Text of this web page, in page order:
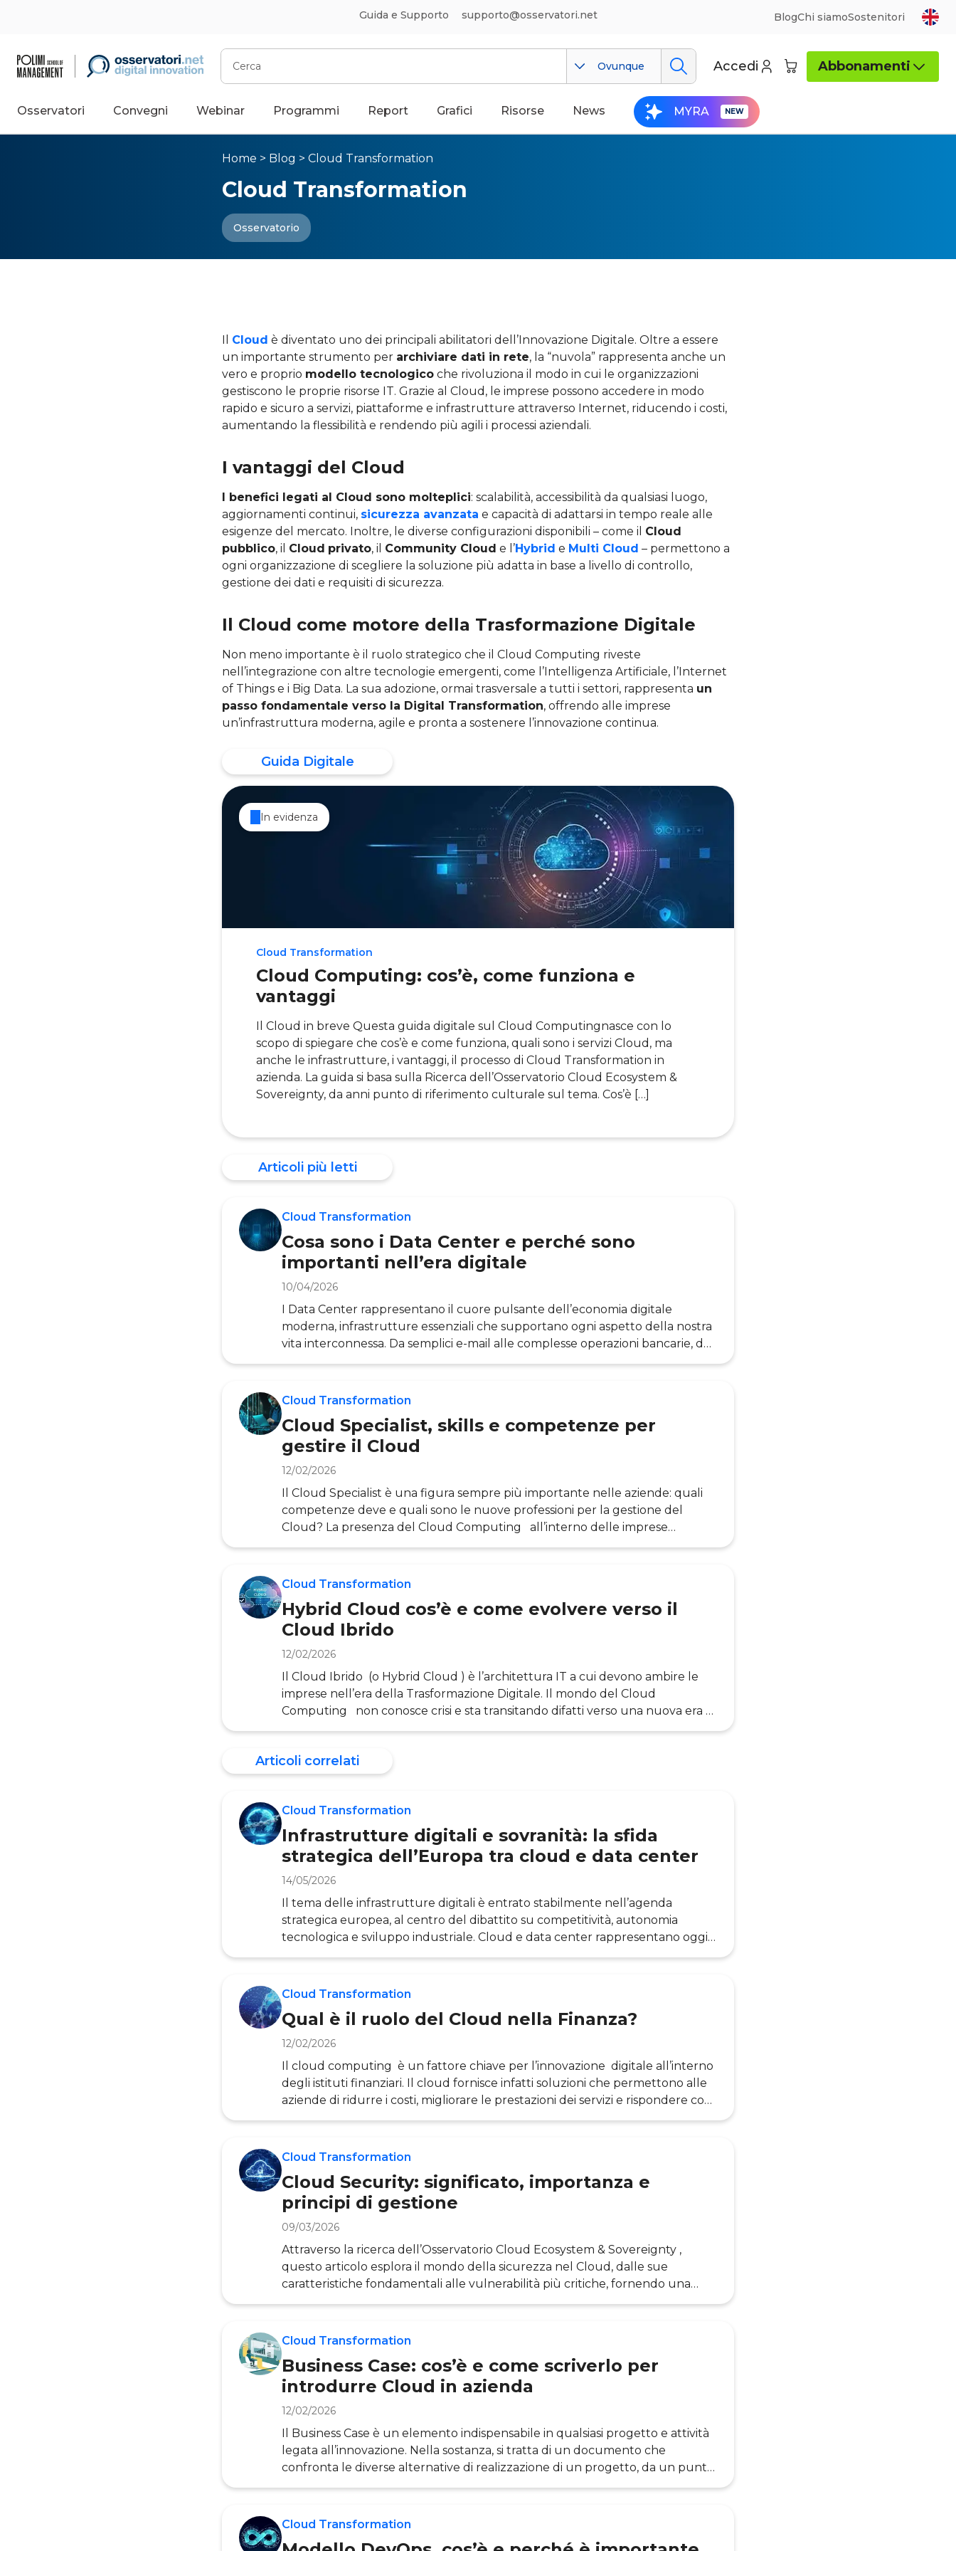
Guida e Supporto supporto@osservatori.net BlogChi siamoSostenitori
Cerca
Ovunque Accedi Abbonamenti
Osservatori Convegni Webinar Programmi Report Grafici Risorse News MYRA
Home > Blog > Cloud Transformation
Cloud Transformation
Osservatorio
Il Cloud è diventato uno dei principali abilitatori dell’Innovazione Digitale. Oltre a essere
un importante strumento per archiviare dati in rete, la “nuvola” rappresenta anche un
vero e proprio modello tecnologico che rivoluziona il modo in cui le organizzazioni
gestiscono le proprie risorse IT. Grazie al Cloud, le imprese possono accedere in modo
rapido e sicuro a servizi, piattaforme e infrastrutture attraverso Internet, riducendo i costi,
aumentando la flessibilità e rendendo più agili i processi aziendali.
I vantaggi del Cloud
I benefici legati al Cloud sono molteplici: scalabilità, accessibilità da qualsiasi luogo,
aggiornamenti continui, sicurezza avanzata e capacità di adattarsi in tempo reale alle
esigenze del mercato. Inoltre, le diverse configurazioni disponibili – come il Cloud
pubblico, il Cloud privato, il Community Cloud e l’Hybrid e Multi Cloud – permettono a
ogni organizzazione di scegliere la soluzione più adatta in base a livello di controllo,
gestione dei dati e requisiti di sicurezza.
Il Cloud come motore della Trasformazione Digitale
Non meno importante è il ruolo strategico che il Cloud Computing riveste
nell’integrazione con altre tecnologie emergenti, come l’Intelligenza Artificiale, l’Internet
of Things e i Big Data. La sua adozione, ormai trasversale a tutti i settori, rappresenta un
passo fondamentale verso la Digital Transformation, offrendo alle imprese
un’infrastruttura moderna, agile e pronta a sostenere l’innovazione continua.
Guida Digitale
Cloud Transformation
Cloud Computing: cos’è, come funziona e
vantaggi
Il Cloud in breve Questa guida digitale sul Cloud Computingnasce con lo
scopo di spiegare che cos’è e come funziona, quali sono i servizi Cloud, ma
anche le infrastrutture, i vantaggi, il processo di Cloud Transformation in
azienda. La guida si basa sulla Ricerca dell’Osservatorio Cloud Ecosystem &
Sovereignty, da anni punto di riferimento culturale sul tema. Cos’è […]
In evidenza
Articoli più letti
Cloud Transformation
Cosa sono i Data Center e perché sono
importanti nell’era digitale
10/04/2026
I Data Center rappresentano il cuore pulsante dell’economia digitale
moderna, infrastrutture essenziali che supportano ogni aspetto della nostra
vita interconnessa. Da semplici e-mail alle complesse operazioni bancarie, dai
Social Media ai servizi di streaming, tutto passa attraverso questi centri
In un’epoca in cui il dato è diventato il nuovo petrolio, comprendere il ruolo
Cloud Transformation
Cloud Specialist, skills e competenze per
gestire il Cloud
12/02/2026
Il Cloud Specialist è una figura sempre più importante nelle aziende: quali
competenze deve e quali sono le nuove professioni per la gestione del
Cloud? La presenza del Cloud Computing all’interno delle imprese
aumenta costantemente, aprendo la strada a nuove necessità in fatto di
poter cogliere tutti i benefici di questo trend. Non è un caso, infatti, che chi
Cloud Transformation
Hybrid Cloud cos’è e come evolvere verso il
Cloud Ibrido
12/02/2026
Il Cloud Ibrido (o Hybrid Cloud ) è l’architettura IT a cui devono ambire le
imprese nell’era della Trasformazione Digitale. Il mondo del Cloud
Computing non conosce crisi e sta transitando difatti verso una nuova era di
maturità. Gli ultimi anni sono stati quelli della “rivoluzione ibrida” del Cloud.
aziendali, in cui le imprese sono passate dall’utilizzare il Cloud solo per alcuni
processi specifici
Articoli correlati
Cloud Transformation
Infrastrutture digitali e sovranità: la sfida
strategica dell’Europa tra cloud e data center
14/05/2026
Il tema delle infrastrutture digitali è entrato stabilmente nell’agenda
strategica europea, al centro del dibattito su competitività, autonomia
tecnologica e sviluppo industriale. Cloud e data center rappresentano oggi
asset critici, su cui si gioca la capacità di governi e imprese di governare dati,
LENS – Digitale e Intelligenza Artificiale: una priorità strategica per Italia ed
Cloud Transformation
Qual è il ruolo del Cloud nella Finanza?
12/02/2026
Il cloud computing è un fattore chiave per l’innovazione digitale all’interno
degli istituti finanziari. Il cloud fornisce infatti soluzioni che permettono alle
aziende di ridurre i costi, migliorare le prestazioni dei servizi e rispondere con
velocità ai cambiamenti nel mercato, cogliendo così nuove opportunità di
clienti sono sempre più esigenti e la concorrenza sempre più serrata, essere
Cloud Transformation
Cloud Security: significato, importanza e
principi di gestione
09/03/2026
Attraverso la ricerca dell’Osservatorio Cloud Ecosystem & Sovereignty ,
questo articolo esplora il mondo della sicurezza nel Cloud, dalle sue
caratteristiche fondamentali alle vulnerabilità più critiche, fornendo una
guida completa per navigare sicuramente nell’ecosistema della nuvola.
practice volte a proteggere gli ambienti di Cloud Computing , le applicazioni
Cloud Transformation
Business Case: cos’è e come scriverlo per
introdurre Cloud in azienda
12/02/2026
Il Business Case è un elemento indispensabile in qualsiasi progetto e attività
legata all’innovazione. Nella sostanza, si tratta di un documento che
confronta le diverse alternative di realizzazione di un progetto, da un punto
di vista prevalentemente economico-finanziario, al fine di identificare
Business Case assume maggiore rilevanza. Il Cloud ha infatti un impatto
Cloud Transformation